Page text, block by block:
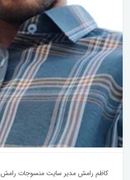
کاظم رامش مدیر سایت منسوجات رامش